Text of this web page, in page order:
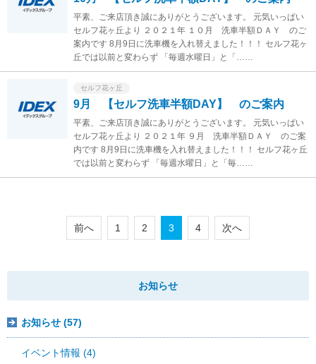
平素、ご来店頂き誠にありがとうございます。 元気いっぱい
セルフ花ヶ丘より ２０２１年 １０月 洗車半額ＤＡＹ のご
案内です 8月9日に洗車機を入れ替えました！！！ セルフ花ヶ
丘では以前と変わらず 「毎週水曜日」と「……
セルフ花ヶ丘
9月 【セルフ洗車半額DAY】 のご案内
平素、ご来店頂き誠にありがとうございます。 元気いっぱい
セルフ花ヶ丘より ２０２１年 ９月 洗車半額ＤＡＹ のご案
内です 8月9日に洗車機を入れ替えました！！！ セルフ花ヶ丘
では以前と変わらず 「毎週水曜日」と「毎……
前へ 1 2 3 4 次へ
お知らせ
お知らせ (57)
イベント情報 (4)